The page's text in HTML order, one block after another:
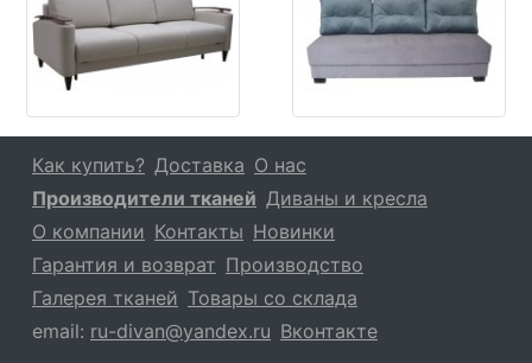
Как купить? Доставка О нас
Производители тканей Диваны и кресла
О компании Контакты Новинки
Гарантия и возврат Производство
Галерея тканей Товары со склада
email: ru-divan@yandex.ru Вконтакте